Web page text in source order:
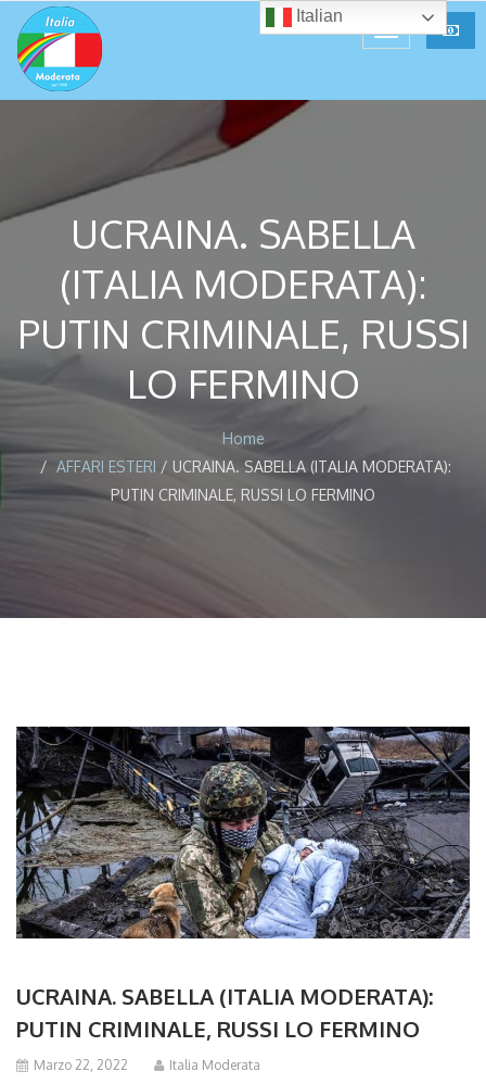
UCRAINA. SABELLA
(ITALIA MODERATA):
PUTIN CRIMINALE, RUSSI
LO FERMINO
Home
AFFARI ESTERI / UCRAINA. SABELLA (ITALIA MODERATA):
PUTIN CRIMINALE, RUSSI LO FERMINO
UCRAINA. SABELLA (ITALIA MODERATA):
PUTIN CRIMINALE, RUSSI LO FERMINO
Marzo 22, 2022
Italia Moderata
Italian